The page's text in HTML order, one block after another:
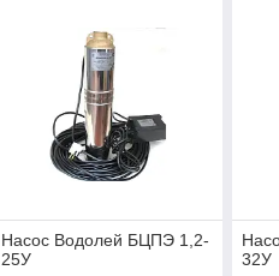
Насос Водолей БЦПЭ 1,2-
25У
32У